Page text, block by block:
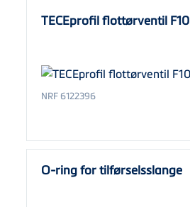
TECEprofil flottørventil F10
NRF 6122396
O-ring for tilførselsslange